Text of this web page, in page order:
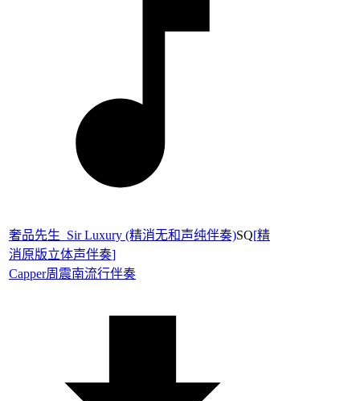
奢品先生_Sir Luxury (精消无和声纯伴奏)SQ[精
消原版立体声伴奏]
Capper周震南流行伴奏